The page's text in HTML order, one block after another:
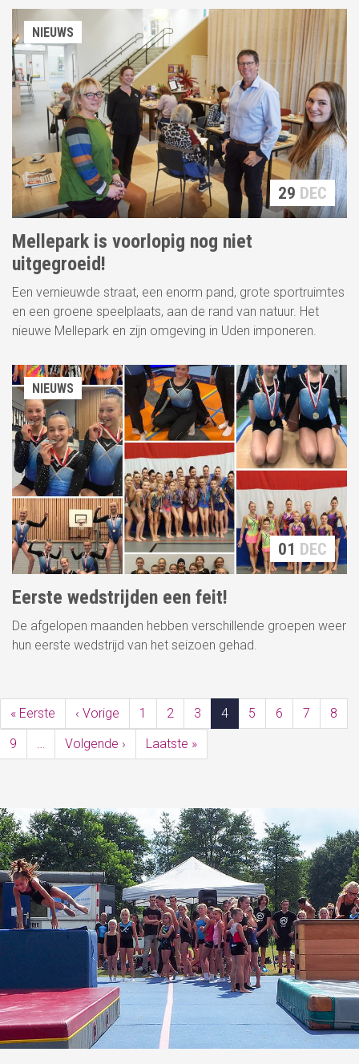
29 DEC
NIEUWS
Mellepark is voorlopig nog niet
uitgegroeid!
Een vernieuwde straat, een enorm pand, grote sportruimtes
en een groene speelplaats, aan de rand van natuur. Het
nieuwe Mellepark en zijn omgeving in Uden imponeren.
01 DEC
NIEUWS
Eerste wedstrijden een feit!
De afgelopen maanden hebben verschillende groepen weer
hun eerste wedstrijd van het seizoen gehad.
« Eerste Eerste
pagina
‹ Vorige Vorige
pagina
1 2 3 4 5 6 7
8
9
… Volgende › Volgende
pagina
Laatste »
pagina